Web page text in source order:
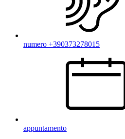
numero +390373278015
appuntamento